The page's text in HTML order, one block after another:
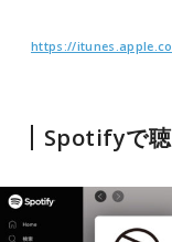
https://
Spotifyで聴